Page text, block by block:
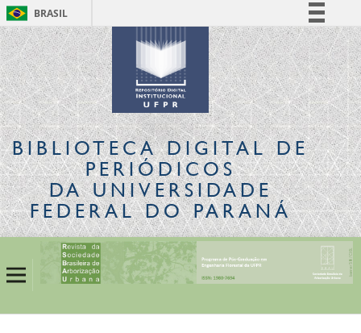
BRASIL
Simplifique!
Comunica BR
Participe
Acesso à informação
Legislação
Canais
BIBLIOTECA DIGITALDE
PERIÓDICOS
DA UNIVERSIDADE
FEDERAL DO PARANÁ